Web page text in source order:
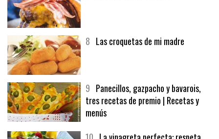
9Panecillos, gazpacho y bavarois,
tres recetas de premio | Recetas y
menús